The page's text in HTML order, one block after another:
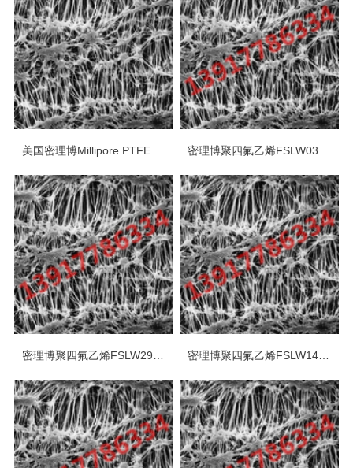
美国密理博Millipore PTFE聚四氟乙烯表面滤膜 密理博聚四氟乙烯FSLW03700疏水PTFE 3um*37mm白色光面表面滤膜